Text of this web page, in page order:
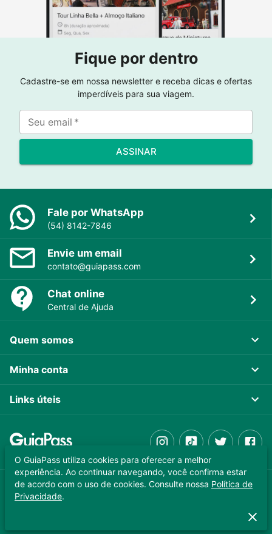
Fique por dentro
Cadastre-se em nossa newsletter e receba dicas e ofertas
imperdíveis para sua viagem.
Seu email *
ASSINAR
Fale por WhatsApp
(54) 8142-7846
Envie um email
contato@guiapass.com
Chat online
Central de Ajuda
Quem somos
Minha conta
Links úteis
GUIAPASS TECNOLOGIA LTDA. CNPJ 37.989.806/0001-64
Copyright © 2025 - Todos os direitos reservados
O GuiaPass utiliza cookies para oferecer a melhor
experiência. Ao continuar navegando, você confirma estar
de acordo com o uso de cookies. Consulte nossa Política de
Privacidade.